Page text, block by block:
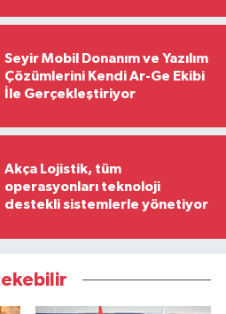
Seyir Mobil Donanım ve Yazılım
Çözümlerini Kendi Ar-Ge Ekibi
İle Gerçekleştiriyor
Akça Lojistik, tüm
operasyonları teknoloji
destekli sistemlerle yönetiyor